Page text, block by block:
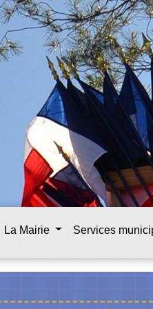
La Mairie Services